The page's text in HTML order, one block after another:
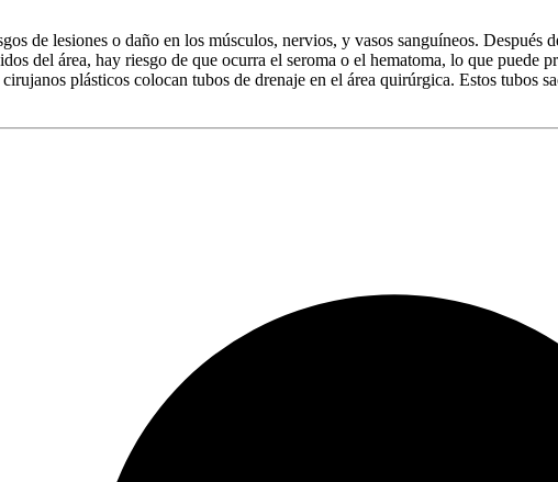
de lesiones o daño en los músculos, nervios, y vasos sanguíneos. Después
del área, hay riesgo de que ocurra el seroma o el hematoma, lo que puede
plásticos colocan tubos de drenaje en el área quirúrgica. Estos tubos